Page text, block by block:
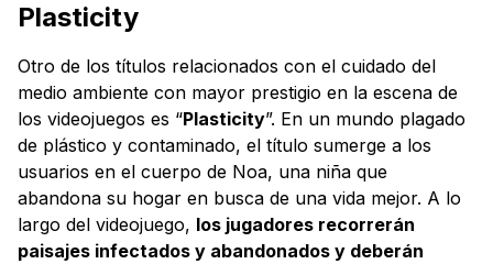
Plasticity
Otro de los títulos relacionados con el cuidado del
medio ambiente con mayor prestigio en la escena de
los videojuegos es “Plasticity”. En un mundo plagado
de plástico y contaminado, el título sumerge a los
usuarios en el cuerpo de Noa, una niña que
abandona su hogar en busca de una vida mejor. A lo
largo del videojuego, los jugadores recorrerán
paisajes infectados y abandonados y deberán